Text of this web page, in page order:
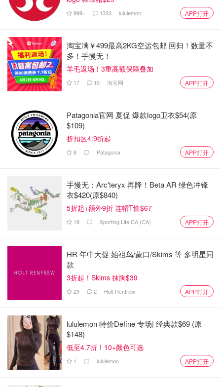
2024年巴黎奥运会新增霹雳舞、滑板、攀岩和冲浪
项！
2024巴黎奥运会项目
大项目
水上运动
跳水
羽毛球
霹雳舞
自行车
999+ 1333 lululemon APP打开
淘宝满￥499最高2KG空运包邮 回归！数量不
多！手慢无！
羊毛返场！3重高额保障叠加
17 10 淘宝网 APP打开
Patagonia官网 夏促 爆款logo卫衣$54(原
$109)
折扣区4.9折起
8 Patagonia APP打开
手慢无：Arc'teryx 再降！Beta AR 绿色冲锋
衣$420(原$840)
5折起+额外9折 连帽T恤$67
19 Sporting Life CA (CA) APP打开
HR 年中大促 始祖鸟/蒙口/Skims 等 多明星同
款
3折起！Skims 抹胸$39
29 2 Holt Renfrew APP打开
lululemon 特价Define 专场| 经典款$69 (原
$148)
低至4.7折！10+颜色可选
1 lululemon APP打开